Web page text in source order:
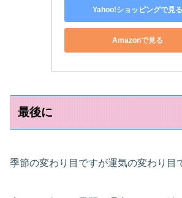
Yahoo!ショッピングで見る
Amazonで見る
最後に
季節の変わり目ですが運気の変わり目